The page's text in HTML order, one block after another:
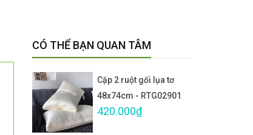
CÓ THỂ BẠN QUAN TÂM
Cặp 2 ruột gối lụa tơ
48x74cm - RTG02901
420.000₫